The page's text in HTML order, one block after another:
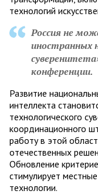
технологий
Россия не
иностранных
конференции.
Развитие
интеллекта
технологического
координационного
работу в этой
отечественных
Обновление
стимулирует
технологии.